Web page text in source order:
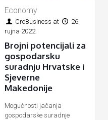
Economy
CroBusiness at
26.
rujna 2022.
Brojni potencijali za
gospodarsku
suradnju Hrvatske i
Sjeverne
Makedonije
Mogućnosti jačanja
gospodarske suradnje